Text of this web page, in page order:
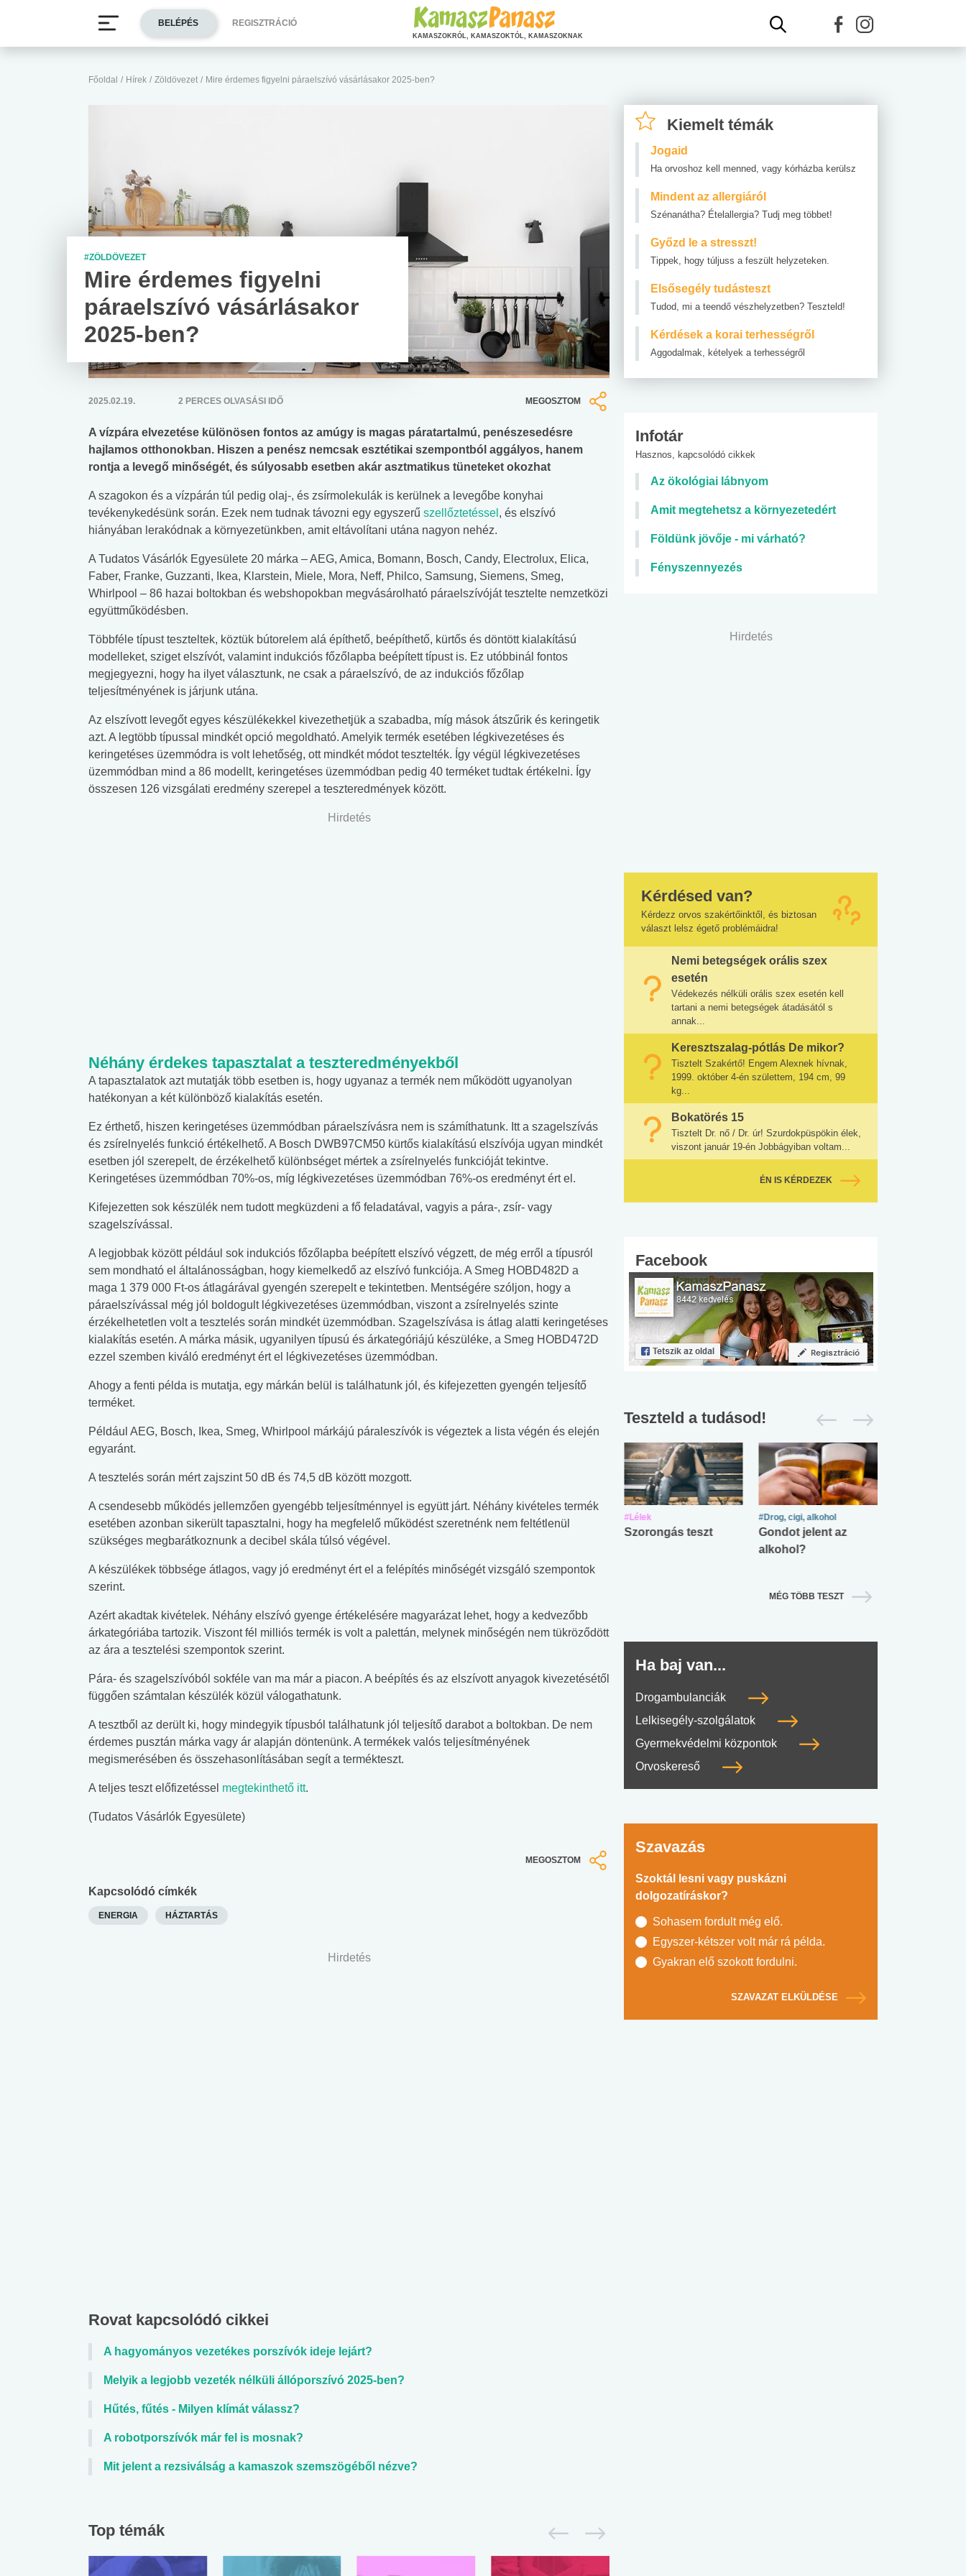
Főoldal / Hírek / Zöldövezet / Mire érdemes figyelni páraelszívó vásárlásakor 2025-ben?
#ZÖLDÖVEZET
Mire érdemes figyelni
páraelszívó vásárlásakor
2025-ben?
2025.02.19. 2 PERCES OLVASÁSI IDŐ MEGOSZTOM
A vízpára elvezetése különösen fontos az amúgy is magas páratartalmú, penészesedésre
hajlamos otthonokban. Hiszen a penész nemcsak esztétikai szempontból aggályos, hanem
rontja a levegő minőségét, és súlyosabb esetben akár asztmatikus tüneteket okozhat
A szagokon és a vízpárán túl pedig olaj-, és zsírmolekulák is kerülnek a levegőbe konyhai
tevékenykedésünk során. Ezek nem tudnak távozni egy egyszerű szellőztetéssel , és elszívó
hiányában lerakódnak a környezetünkben, amit eltávolítani utána nagyon nehéz.
A Tudatos Vásárlók Egyesülete 20 márka – AEG, Amica, Bomann, Bosch, Candy, Electrolux, Elica,
Faber, Franke, Guzzanti, Ikea, Klarstein, Miele, Mora, Neff, Philco, Samsung, Siemens, Smeg,
Whirlpool – 86 hazai boltokban és webshopokban megvásárolható páraelszívóját tesztelte nemzetközi
együttműködésben.
Többféle típust teszteltek, köztük bútorelem alá építhető, beépíthető, kürtős és döntött kialakítású
modelleket, sziget elszívót, valamint indukciós főzőlapba beépített típust is. Ez utóbbinál fontos
megjegyezni, hogy ha ilyet választunk, ne csak a páraelszívó, de az indukciós főzőlap
teljesítményének is járjunk utána.
Az elszívott levegőt egyes készülékekkel kivezethetjük a szabadba, míg mások átszűrik és keringetik
azt. A legtöbb típussal mindkét opció megoldható. Amelyik termék esetében légkivezetéses és
keringetéses üzemmódra is volt lehetőség, ott mindkét módot tesztelték. Így végül légkivezetéses
üzemmódban mind a 86 modellt, keringetéses üzemmódban pedig 40 terméket tudtak értékelni. Így
összesen 126 vizsgálati eredmény szerepel a teszteredmények között.
Hirdetés
Néhány érdekes tapasztalat a teszteredményekből
A tapasztalatok azt mutatják több esetben is, hogy ugyanaz a termék nem működött ugyanolyan
hatékonyan a két különböző kialakítás esetén.
Ez érthető, hiszen keringetéses üzemmódban páraelszívásra nem is számíthatunk. Itt a szagelszívás
és zsírelnyelés funkció értékelhető. A Bosch DWB97CM50 kürtős kialakítású elszívója ugyan mindkét
esetben jól szerepelt, de érzékelhető különbséget mértek a zsírelnyelés funkcióját tekintve.
Keringetéses üzemmódban 70%-os, míg légkivezetéses üzemmódban 76%-os eredményt ért el.
Kifejezetten sok készülék nem tudott megküzdeni a fő feladatával, vagyis a pára-, zsír- vagy
szagelszívással.
A legjobbak között például sok indukciós főzőlapba beépített elszívó végzett, de még erről a típusról
sem mondható el általánosságban, hogy kiemelkedő az elszívó funkciója. A Smeg HOBD482D a
maga 1 379 000 Ft-os átlagárával gyengén szerepelt e tekintetben. Mentségére szóljon, hogy a
páraelszívással még jól boldogult légkivezetéses üzemmódban, viszont a zsírelnyelés szinte
érzékelhetetlen volt a tesztelés során mindkét üzemmódban. Szagelszívása is átlag alatti keringetéses
kialakítás esetén. A márka másik, ugyanilyen típusú és árkategóriájú készüléke, a Smeg HOBD472D
ezzel szemben kiváló eredményt ért el légkivezetéses üzemmódban.
Ahogy a fenti példa is mutatja, egy márkán belül is találhatunk jól, és kifejezetten gyengén teljesítő
terméket.
Például AEG, Bosch, Ikea, Smeg, Whirlpool márkájú páraleszívók is végeztek a lista végén és elején
egyaránt.
A tesztelés során mért zajszint 50 dB és 74,5 dB között mozgott.
A csendesebb működés jellemzően gyengébb teljesítménnyel is együtt járt. Néhány kivételes termék
esetében azonban sikerült tapasztalni, hogy ha megfelelő működést szeretnénk nem feltétlenül
szükséges megbarátkoznunk a decibel skála túlsó végével.
A készülékek többsége átlagos, vagy jó eredményt ért el a felépítés minőségét vizsgáló szempontok
szerint.
Azért akadtak kivételek. Néhány elszívó gyenge értékelésére magyarázat lehet, hogy a kedvezőbb
árkategóriába tartozik. Viszont fél milliós termék is volt a palettán, melynek minőségén nem tükröződött
az ára a tesztelési szempontok szerint.
Pára- és szagelszívóból sokféle van ma már a piacon. A beépítés és az elszívott anyagok kivezetésétől
függően számtalan készülék közül válogathatunk.
A tesztből az derült ki, hogy mindegyik típusból találhatunk jól teljesítő darabot a boltokban. De nem
érdemes pusztán márka vagy ár alapján döntenünk. A termékek valós teljesítményének
megismerésében és összehasonlításában segít a termékteszt.
A teljes teszt előfizetéssel megtekinthető itt.
(Tudatos Vásárlók Egyesülete)
MEGOSZTOM
Kapcsolódó címkék
ENERGIA HÁZTARTÁS
Hirdetés
Rovat kapcsolódó cikkei
A hagyományos vezetékes porszívók ideje lejárt?
Melyik a legjobb vezeték nélküli állóporszívó 2025-ben?
Hűtés, fűtés - Milyen klímát válassz?
A robotporszívók már fel is mosnak?
Mit jelent a rezsiválság a kamaszok szemszögéből nézve?
Top témák
Kiemelt témák
Jogaid
Ha orvoshoz kell menned, vagy kórházba kerülsz
Mindent az allergiáról
Szénanátha? Ételallergia? Tudj meg többet!
Győzd le a stresszt!
Tippek, hogy túljuss a feszült helyzeteken.
Elsősegély tudásteszt
Tudod, mi a teendő vészhelyzetben? Teszteld!
Kérdések a korai terhességről
Aggodalmak, kételyek a terhességről
Infotár
Hasznos, kapcsolódó cikkek
Az ökológiai lábnyom
Amit megtehetsz a környezetedért
Földünk jövője - mi várható?
Fényszennyezés
Hirdetés
Kérdésed van?
Kérdezz orvos szakértőinktől, és biztosan
választ lelsz égető problémáidra!
Nemi betegségek orális szex
esetén
Védekezés nélküli orális szex esetén kell
tartani a nemi betegségek átadásától s
annak...
Keresztszalag-pótlás De mikor?
Tisztelt Szakértő! Engem Alexnek hívnak,
1999. október 4-én születtem, 194 cm, 99
kg...
Bokatörés 15
Tisztelt Dr. nő / Dr. úr! Szurdokpüspökin élek,
viszont január 19-én Jobbágyiban voltam...
ÉN IS KÉRDEZEK
Facebook
Teszteld a tudásod!
#Zöldövezet
lábnyomod?
#Betegségek
Elsősegély
#Suli, munka
nyelvvizsga teszt -
No.42
#Suli, munka #Lélek
Szorongás teszt
#Drog, cigi, alkohol
Gondot jelent az
alkohol?
MÉG TÖBB TESZT
Ha baj van...
Drogambulanciák
Lelkisegély-szolgálatok
Gyermekvédelmi központok
Orvoskereső
Szavazás
Szoktál lesni vagy puskázni
dolgozatíráskor?
Sohasem fordult még elő.
Egyszer-kétszer volt már rá példa.
Gyakran elő szokott fordulni.
SZAVAZAT ELKÜLDÉSE
BELÉPÉS REGISZTRÁCIÓ
KAMASZOKRÓL, KAMASZOKTÓL, KAMASZOKNAK